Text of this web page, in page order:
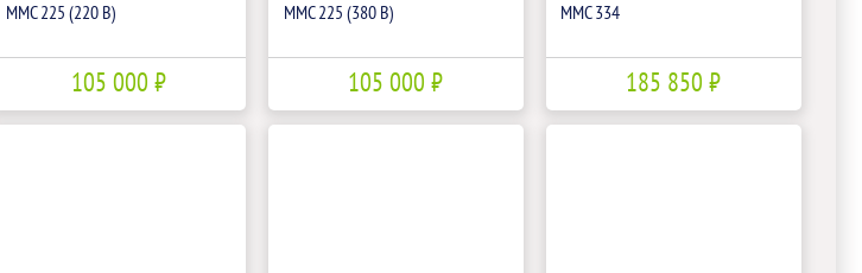
ММС 225 (220 В)
105 000 ₽
ММС 225 (380 В)
105 000 ₽
ММС 334
185 850 ₽